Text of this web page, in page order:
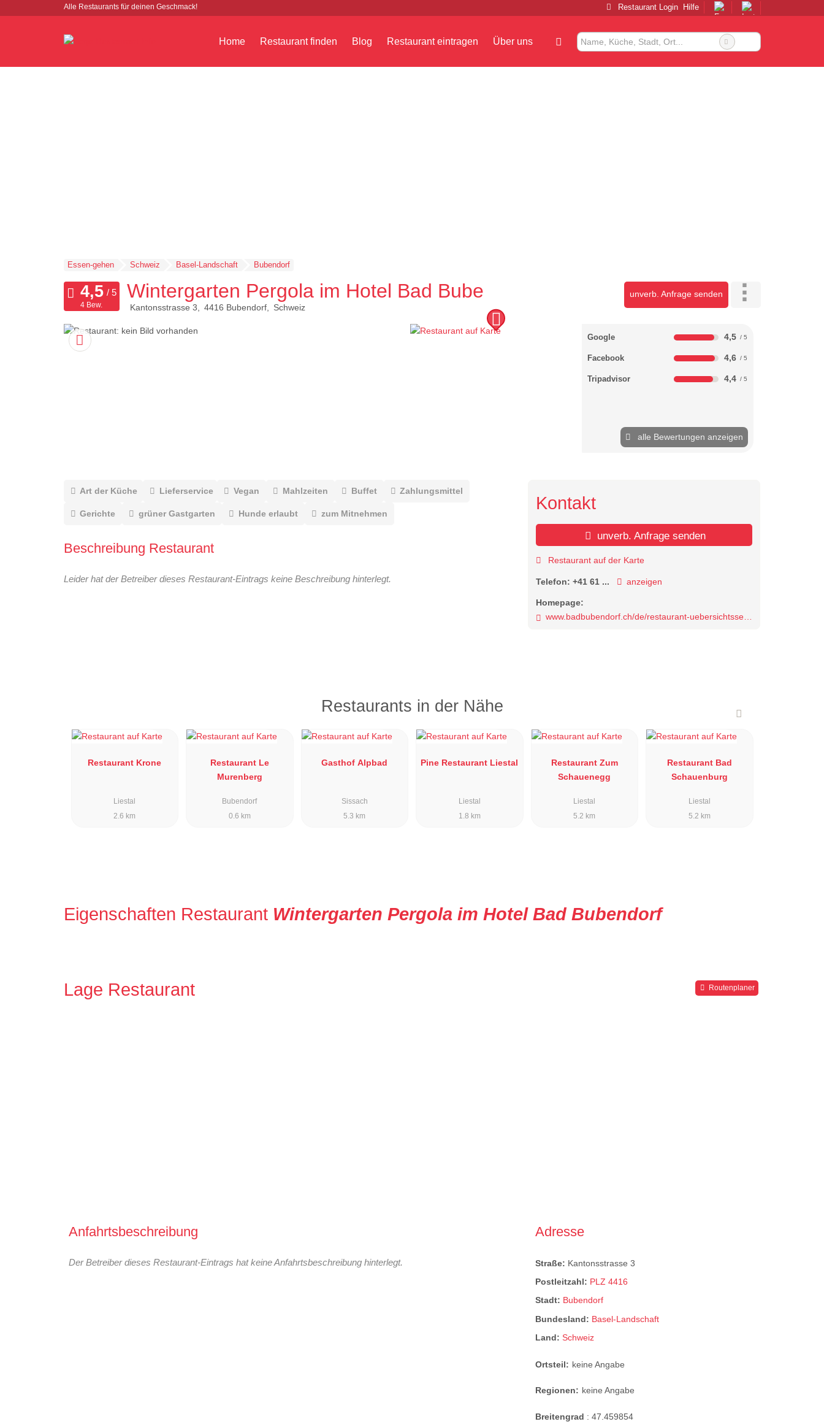
Alle Restaurants für deinen Geschmack! Restaurant Login Hilfe
Home Restaurant finden Blog Restaurant eintragen Über uns
Essen-gehen Schweiz Basel-Landschaft Bubendorf
Wintergarten Pergola im Hotel Bad Bubendorf
Kantonsstrasse 3 4416 Bubendorf Schweiz
unverb. Anfrage senden
4 Bew.
Google 4,5
Facebook 4,6
Tripadvisor 4,4
alle Bewertungen anzeigen
Art der Küche Lieferservice Vegan Mahlzeiten Buffet Zahlungsmittel
Gerichte grüner Gastgarten Hunde erlaubt zum Mitnehmen
Beschreibung Restaurant
Leider hat der Betreiber dieses Restaurant-Eintrags keine Beschreibung hinterlegt.
Kontakt
unverb. Anfrage senden
Restaurant auf der Karte
Telefon:+41 61 ... anzeigen
Homepage:
www.badbubendorf.ch/de/restaurant-uebersichtsseite/wintergarten-pergola
Restaurants in der Nähe
Restaurant Krone
Liestal
2.6 km
Restaurant Le
Murenberg
Bubendorf
0.6 km
Gasthof Alpbad
Sissach
5.3 km
Pine Restaurant Liestal
Liestal
1.8 km
Restaurant Zum
Schauenegg
Liestal
5.2 km
Restaurant Bad
Schauenburg
Liestal
5.2 km
Eigenschaften Restaurant Wintergarten Pergola im Hotel Bad Bubendorf
Lage Restaurant Routenplaner
Anfahrtsbeschreibung
Der Betreiber dieses Restaurant-Eintrags hat keine Anfahrtsbeschreibung hinterlegt.
Adresse
Straße: Kantonsstrasse 3
Postleitzahl: PLZ 4416
Stadt: Bubendorf
Bundesland: Basel-Landschaft
Land:Schweiz
Ortsteil: keine Angabe
Regionen: keine Angabe
Breitengrad :47.459854